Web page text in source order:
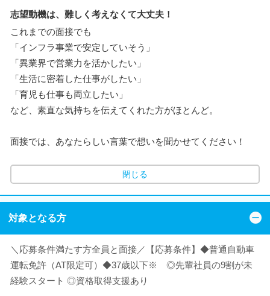
志望動機は、難しく考えなくて大丈夫！
これまでの面接でも
「インフラ事業で安定していそう」
「異業界で営業力を活かしたい」
「生活に密着した仕事がしたい」
「育児も仕事も両立したい」
など、素直な気持ちを伝えてくれた方がほとんど。
面接では、あなたらしい言葉で想いを聞かせてください！
閉じる
対象となる方
＼応募条件満たす方全員と面接／【応募条件】◆普通自動車
運転免許（AT限定可）◆37歳以下※ ◎先輩社員の9割が未
経験スタート ◎資格取得支援あり